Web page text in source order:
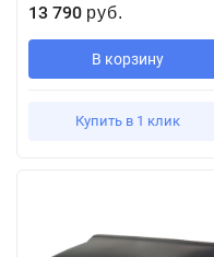
13 790 руб.
В корзину
Купить в 1 клик